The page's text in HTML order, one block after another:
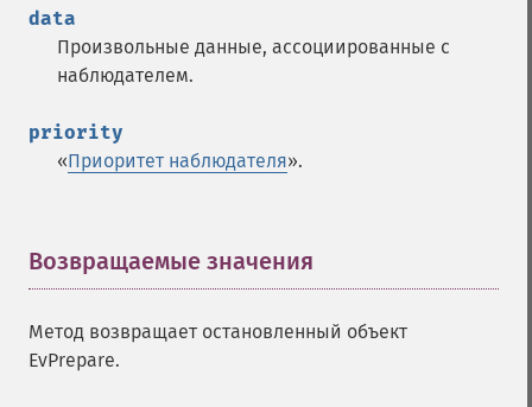
data
Произвольные данные, ассоциированные с
наблюдателем.
priority
«Приоритет наблюдателя».
Возвращаемые значения
Метод возвращает остановленный объект
EvPrepare.